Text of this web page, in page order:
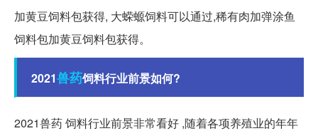
加黄豆饲料包获得, 大蝾螈饲料可以通过,稀有肉加弹涂鱼
饲料包加黄豆饲料包获得。
2021兽药饲料行业前景如何?
2021兽药 饲料行业前景非常看好 ,随着各项养殖业的年年